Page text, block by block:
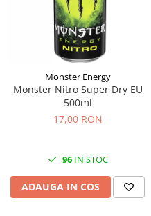
Monster Energy
Monster Nitro Super Dry EU
500ml
17,00 RON
96IN STOC
ADAUGA IN COS